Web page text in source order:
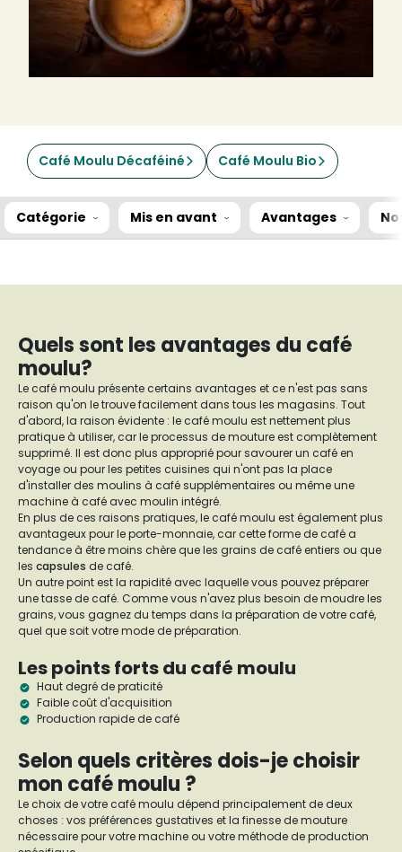
Café Moulu Décaféiné Café Moulu Bio
Catégorie Mis en avant Avantages
Quels sont les avantages du café
moulu?
Le café moulu présente certains avantages et ce n'est pas sans
raison qu'on le trouve facilement dans tous les magasins. Tout
d'abord, la raison évidente : le café moulu est nettement plus
pratique à utiliser, car le processus de mouture est complètement
supprimé. Il est donc plus approprié pour savourer un café en
voyage ou pour les petites cuisines qui n'ont pas la place
d'installer des moulins à café supplémentaires ou même une
machine à café avec moulin intégré.
En plus de ces raisons pratiques, le café moulu est également plus
avantageux pour le porte-monnaie, car cette forme de café a
tendance à être moins chère que les grains de café entiers ou que
les capsules de café.
Un autre point est la rapidité avec laquelle vous pouvez préparer
une tasse de café. Comme vous n'avez plus besoin de moudre les
grains, vous gagnez du temps dans la préparation de votre café,
quel que soit votre mode de préparation.
Les points forts du café moulu
Haut degré de praticité
Faible coût d'acquisition
Production rapide de café
Selon quels critères dois-je choisir
mon café moulu ?
Le choix de votre café moulu dépend principalement de deux
choses : vos préférences gustatives et la finesse de mouture
nécessaire pour votre machine ou votre méthode de production